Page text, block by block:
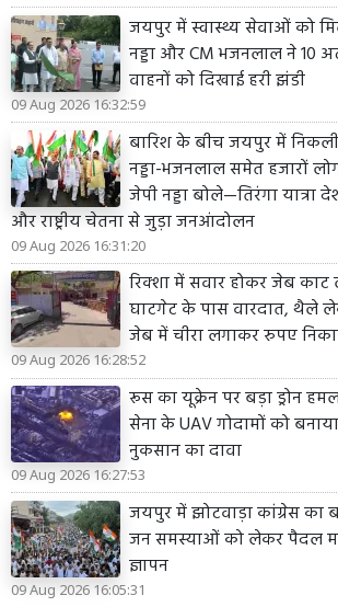
जयपुर में स्वास्थ्य सेवाओं को
नड्डा और CM भजनलाल ने 10
वाहनों को दिखाई हरी झंडी
09 Aug 2026 16:32:59
बारिश के बीच जयपुर में निकली
नड्डा-भजनलाल समेत हजारों
जेपी नड्डा बोले—तिरंगा यात्रा
और राष्ट्रीय चेतना से जुड़ा जनआंदोलन
09 Aug 2026 16:31:20
रिक्शा में सवार होकर जेब
घाटगेट के पास वारदात, थैले
जेब में चीरा लगाकर रुपए
09 Aug 2026 16:28:52
रूस का यूक्रेन पर बड़ा ड्रोन
सेना के UAV गोदामों को बनाया
नुकसान का दावा
09 Aug 2026 16:27:53
जयपुर में झोटवाड़ा कांग्रेस
जन समस्याओं को लेकर पैदल
ज्ञापन
09 Aug 2026 16:05:31